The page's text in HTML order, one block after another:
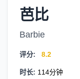
芭比
Barbie
评分: 8.2
时长: 114分钟